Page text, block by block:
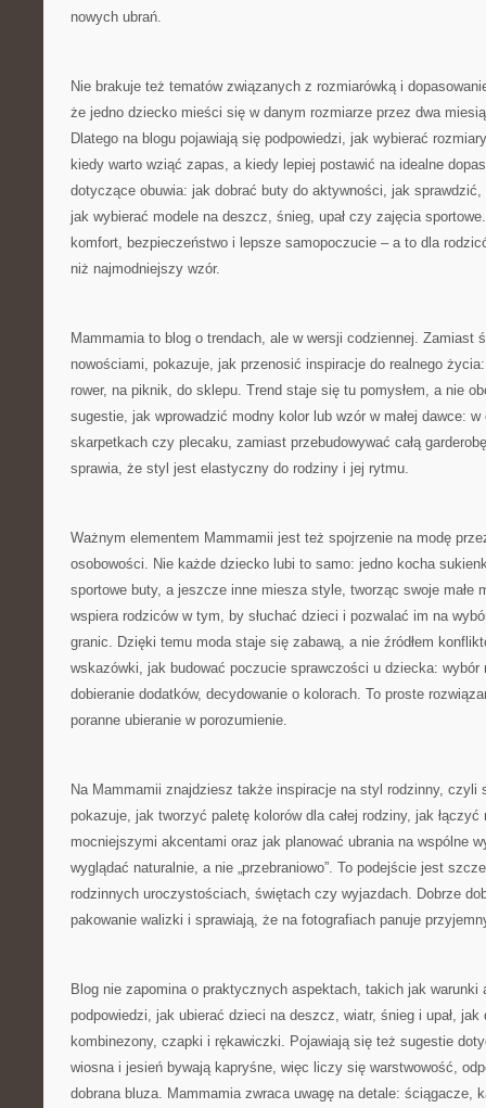
nowych ubrań.
Nie brakuje też tematów związanych z rozmiarówką i
że jedno dziecko mieści się w danym rozmiarze przez dwa
Dlatego na blogu pojawiają się podpowiedzi, jak wybierać rozmiary
kiedy warto wziąć zapas, a kiedy lepiej postawić na idealne
dotyczące obuwia: jak dobrać buty do aktywności, jak
jak wybierać modele na deszcz, śnieg, upał czy zajęcia
komfort, bezpieczeństwo i lepsze samopoczucie – a to dla
niż najmodniejszy wzór.
Mammamia to blog o trendach, ale w wersji codziennej. Zamiast
nowościami, pokazuje, jak przenosić inspiracje do realnego
rower, na piknik, do sklepu. Trend staje się tu pomysłem, a nie
sugestie, jak wprowadzić modny kolor lub wzór w małej dawce:
skarpetkach czy plecaku, zamiast przebudowywać całą
sprawia, że styl jest elastyczny do rodziny i jej rytmu.
Ważnym elementem Mammamii jest też spojrzenie na modę
osobowości. Nie każde dziecko lubi to samo: jedno kocha
sportowe buty, a jeszcze inne miesza style, tworząc swoje małe
wspiera rodziców w tym, by słuchać dzieci i pozwalać im na
granic. Dzięki temu moda staje się zabawą, a nie źródłem
wskazówki, jak budować poczucie sprawczości u dziecka: wybór
dobieranie dodatków, decydowanie o kolorach. To proste
poranne ubieranie w porozumienie.
Na Mammamii znajdziesz także inspiracje na styl rodzinny, czyli
pokazuje, jak tworzyć paletę kolorów dla całej rodziny, jak łączyć
mocniejszymi akcentami oraz jak planować ubrania na wspólne
wyglądać naturalnie, a nie „przebraniowo”. To podejście jest
rodzinnych uroczystościach, świętach czy wyjazdach. Dobrze
pakowanie walizki i sprawiają, że na fotografiach panuje
Blog nie zapomina o praktycznych aspektach, takich jak warunki
podpowiedzi, jak ubierać dzieci na deszcz, wiatr, śnieg i upał, jak
kombinezony, czapki i rękawiczki. Pojawiają się też sugestie
wiosna i jesień bywają kapryśne, więc liczy się warstwowość,
dobrana bluza. Mammamia zwraca uwagę na detale: ściągacze,